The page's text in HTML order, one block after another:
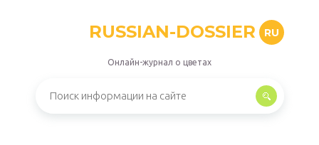
RUSSIAN-DOSSIER RU
Онлайн-журнал о цветах